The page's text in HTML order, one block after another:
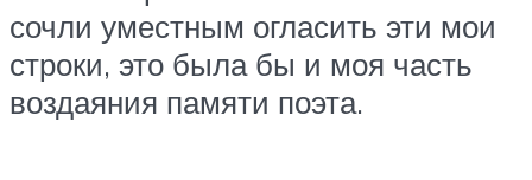
сочли уместным огласить эти мои
строки, это была бы и моя часть
воздаяния памяти поэта.